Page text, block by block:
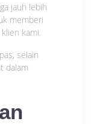
jauh lebih
memberi
kami.
selain
dalam